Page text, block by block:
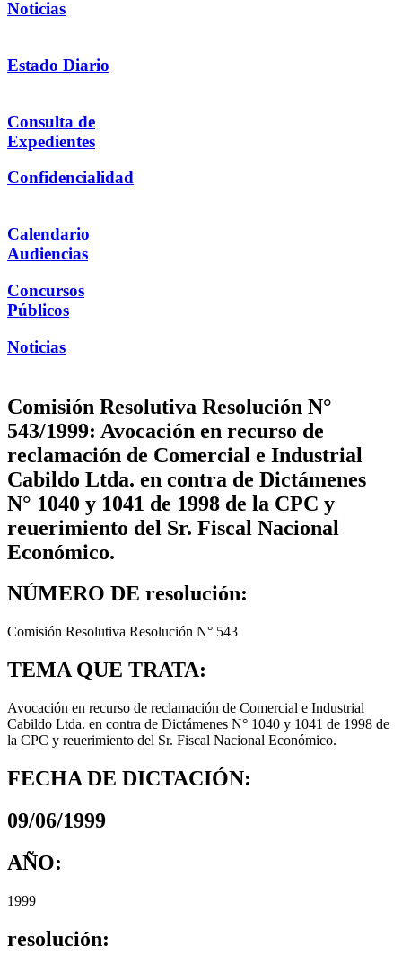
Noticias
Estado Diario
Consulta de
Expedientes
Confidencialidad
Calendario
Audiencias
Concursos
Públicos
Noticias
Comisión Resolutiva Resolución N°
543/1999: Avocación en recurso de
reclamación de Comercial e Industrial
Cabildo Ltda. en contra de Dictámenes
N° 1040 y 1041 de 1998 de la CPC y
reuerimiento del Sr. Fiscal Nacional
Económico.
NÚMERO DE resolución:
Comisión Resolutiva Resolución N° 543
TEMA QUE TRATA:
Avocación en recurso de reclamación de Comercial e Industrial
Cabildo Ltda. en contra de Dictámenes N° 1040 y 1041 de 1998 de
la CPC y reuerimiento del Sr. Fiscal Nacional Económico.
FECHA DE DICTACIÓN:
09/06/1999
AÑO:
1999
resolución: